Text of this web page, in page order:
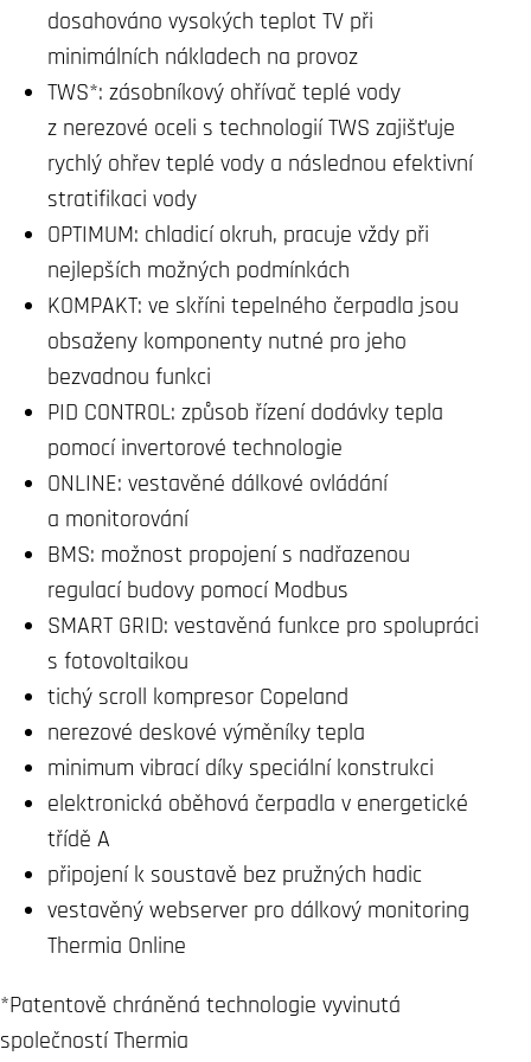
dosahováno vysokých teplot TV při
minimálních nákladech na provoz
TWS*: zásobníkový ohřívač teplé vody
z nerezové oceli s technologií TWS zajišťuje
rychlý ohřev teplé vody a následnou efektivní
stratifikaci vody
OPTIMUM: chladicí okruh, pracuje vždy při
nejlepších možných podmínkách
KOMPAKT: ve skříni tepelného čerpadla jsou
obsaženy komponenty nutné pro jeho
bezvadnou funkci
PID CONTROL: způsob řízení dodávky tepla
pomocí invertorové technologie
ONLINE: vestavěné dálkové ovládání
a monitorování
BMS: možnost propojení s nadřazenou
regulací budovy pomocí Modbus
SMART GRID: vestavěná funkce pro spolupráci
s fotovoltaikou
tichý scroll kompresor Copeland
nerezové deskové výměníky tepla
minimum vibrací díky speciální konstrukci
elektronická oběhová čerpadla v energetické
třídě A
připojení k soustavě bez pružných hadic
vestavěný webserver pro dálkový monitoring
Thermia Online
*Patentově chráněná technologie vyvinutá
společností Thermia